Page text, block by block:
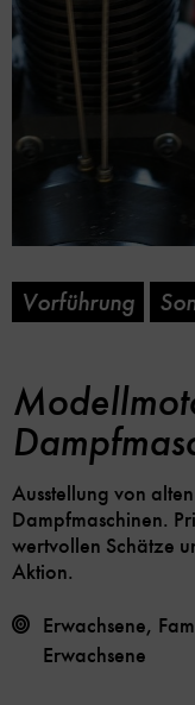
Vorführung
Ausstellung von
Dampfmaschinen.
wertvollen Schätze
Aktion.
Erwachsene,
Erwachsene